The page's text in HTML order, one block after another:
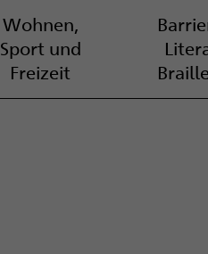
Wohnen,
Sport und
Freizeit